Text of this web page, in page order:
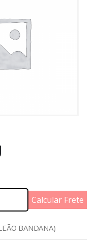
Calcular Frete
BANDANA)